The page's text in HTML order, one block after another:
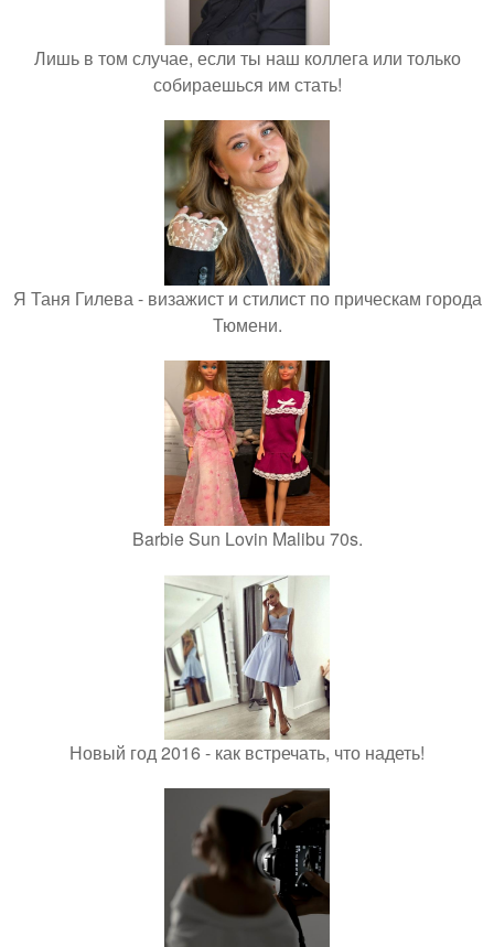
Лишь в том случае, если ты наш коллега или только
собираешься им стать!
Я Таня Гилева - визажист и стилист по прическам города
Тюмени.
Barbie Sun Lovin Malibu 70s.
Новый год 2016 - как встречать, что надеть!